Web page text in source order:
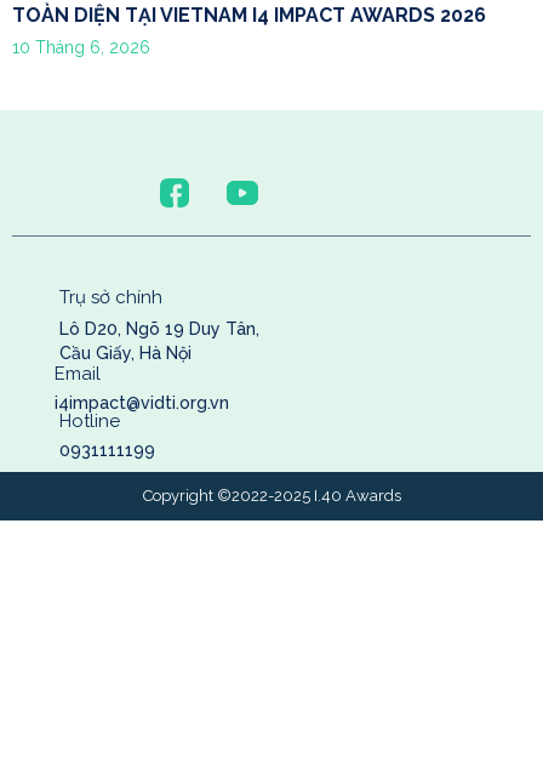
TOÀN DIỆN TẠI VIETNAM I4 IMPACT AWARDS 2026
10 Tháng 6, 2026
Trụ sở chính
Lô D20, Ngõ 19 Duy Tân,
Cầu Giấy, Hà Nội
Email
i4impact@vidti.org.vn
Hotline
0931111199
Copyright ©2022-2025 I.40 Awards